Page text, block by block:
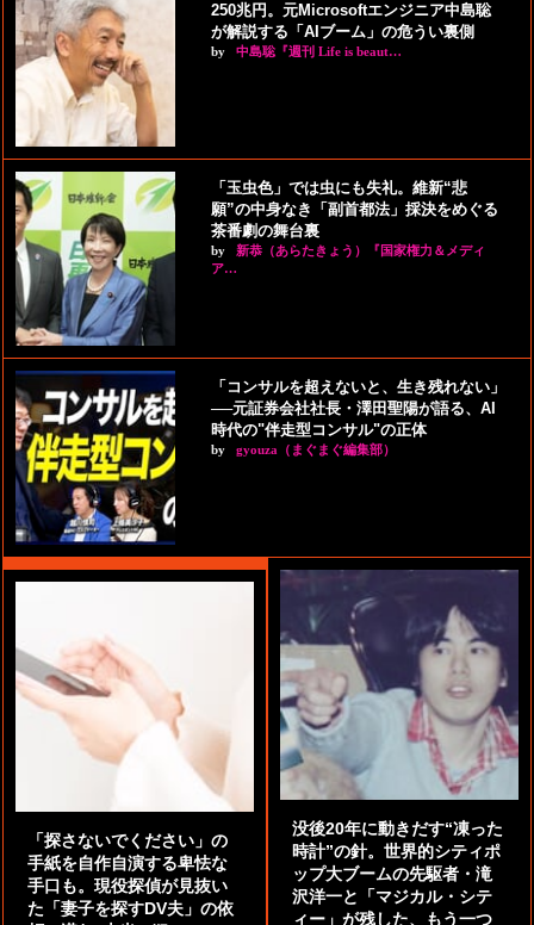
250兆円。元Microsoftエンジニア中島聡
が解説する「AIブーム」の危うい裏側
by 中島聡『週刊 Life is beaut…
「玉虫色」では虫にも失礼。維新“悲
願”の中身なき「副首都法」採決をめぐる
茶番劇の舞台裏
by
新恭（あらたきょう）『国家権力＆メディ
ア…
「コンサルを超えないと、生き残れない」
──元証券会社社長・澤田聖陽が語る、AI
時代の"伴走型コンサル"の正体
by gyouza（まぐまぐ編集部）
「探さないでください」の
手紙を自作自演する卑怯な
手口も。現役探偵が見抜い
た「妻子を探すDV夫」の依
没後20年に動きだす“凍った
時計”の針。世界的シティポ
ップ大ブームの先駆者・滝
沢洋一と「マジカル・シテ
ィー」が残した、もう一つ